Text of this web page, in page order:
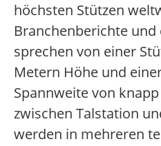
höchsten Stützen
Branchenberichte
sprechen von einer
Metern Höhe und
Spannweite von
zwischen Talstation
werden in mehreren